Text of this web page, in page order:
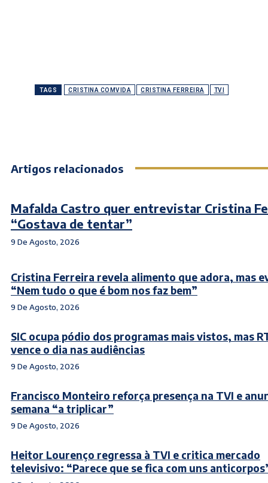
TAGS CRISTINA COMVIDA CRISTINA FERREIRA TVI
Artigos relacionados
Mafalda Castro quer entrevistar Cristina
“Gostava de tentar”
9 De Agosto, 2026
Cristina Ferreira revela alimento que adora, mas
“Nem tudo o que é bom nos faz bem”
9 De Agosto, 2026
SIC ocupa pódio dos programas mais vistos, mas
vence o dia nas audiências
9 De Agosto, 2026
Francisco Monteiro reforça presença na TVI e
semana “a triplicar”
9 De Agosto, 2026
Heitor Lourenço regressa à TVI e critica mercado
televisivo: “Parece que se fica com uns